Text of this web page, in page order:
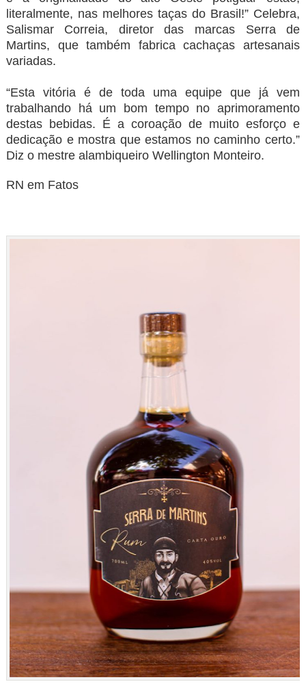
literalmente, nas melhores taças do Brasil!” Celebra,
Salismar Correia, diretor das marcas Serra de
Martins, que também fabrica cachaças artesanais
variadas.
“Esta vitória é de toda uma equipe que já vem
trabalhando há um bom tempo no aprimoramento
destas bebidas. É a coroação de muito esforço e
dedicação e mostra que estamos no caminho certo.”
Diz o mestre alambiqueiro Wellington Monteiro.
RN em Fatos